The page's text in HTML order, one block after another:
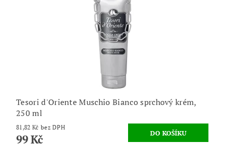
Tesori d'Oriente Muschio Bianco sprchový krém,
250 ml
81,82 Kč bez DPH
99 Kč